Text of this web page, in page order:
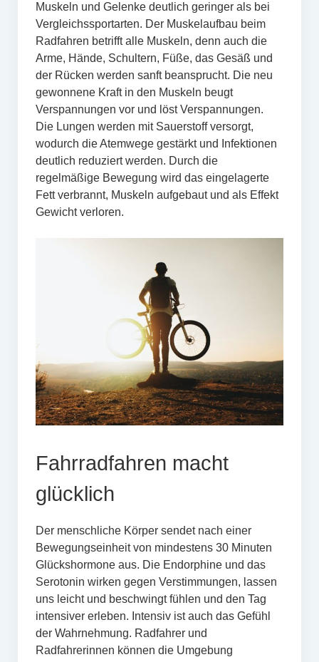
Muskeln und Gelenke deutlich geringer als bei
Vergleichssportarten. Der Muskelaufbau beim
Radfahren betrifft alle Muskeln, denn auch die
Arme, Hände, Schultern, Füße, das Gesäß und
der Rücken werden sanft beansprucht. Die neu
gewonnene Kraft in den Muskeln beugt
Verspannungen vor und löst Verspannungen.
Die Lungen werden mit Sauerstoff versorgt,
wodurch die Atemwege gestärkt und Infektionen
deutlich reduziert werden. Durch die
regelmäßige Bewegung wird das eingelagerte
Fett verbrannt, Muskeln aufgebaut und als Effekt
Gewicht verloren.
Fahrradfahren macht
glücklich
Der menschliche Körper sendet nach einer
Bewegungseinheit von mindestens 30 Minuten
Glückshormone aus. Die Endorphine und das
Serotonin wirken gegen Verstimmungen, lassen
uns leicht und beschwingt fühlen und den Tag
intensiver erleben. Intensiv ist auch das Gefühl
der Wahrnehmung. Radfahrer und
Radfahrerinnen können die Umgebung